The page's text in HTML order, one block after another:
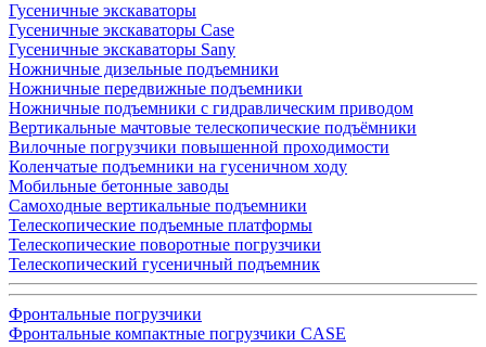
Гусеничные экскаваторы
Гусеничные экскаваторы Case
Гусеничные экскаваторы Sany
Ножничные дизельные подъемники
Ножничные передвижные подъемники
Ножничные подъемники с гидравлическим приводом
Вертикальные мачтовые телескопические подъёмники
Вилочные погрузчики повышенной проходимости
Коленчатые подъемники на гусеничном ходу
Мобильные бетонные заводы
Самоходные вертикальные подъемники
Телескопические подъемные платформы
Телескопические поворотные погрузчики
Телескопический гусеничный подъемник
Фронтальные погрузчики
Фронтальные компактные погрузчики CASE